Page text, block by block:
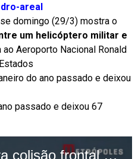
areal
domingo (29/3) mostra o
um helicóptero militar e
ao Aeroporto Nacional Ronald
do ano passado e deixou
passado e deixou 67